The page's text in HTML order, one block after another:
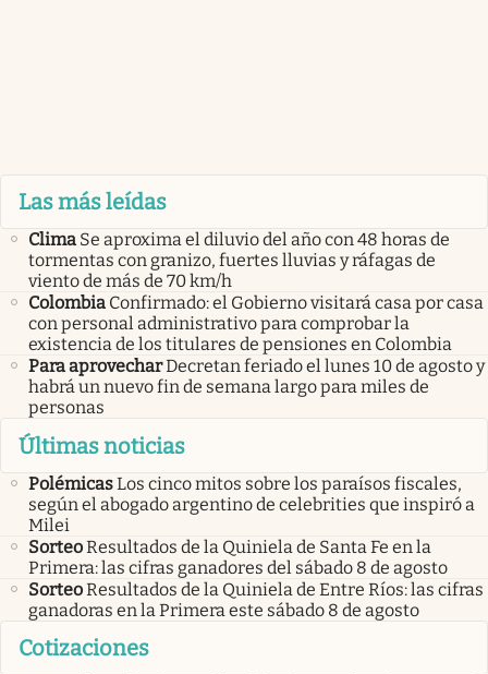
Las más leídas
Clima Se aproxima el diluvio del año con 48 horas de
tormentas con granizo, fuertes lluvias y ráfagas de
viento de más de 70 km/h
Colombia Confirmado: el Gobierno visitará casa por casa
con personal administrativo para comprobar la
existencia de los titulares de pensiones en Colombia
Para aprovecharDecretan feriado el lunes 10 de agosto y
habrá un nuevo fin de semana largo para miles de
personas
Últimas noticias
PolémicasLos cinco mitos sobre los paraísos fiscales,
según el abogado argentino de celebrities que inspiró a
Milei
SorteoResultados de la Quiniela de Santa Fe en la
Primera: las cifras ganadores del sábado 8 de agosto
SorteoResultados de la Quiniela de Entre Ríos: las cifras
ganadoras en la Primera este sábado 8 de agosto
Cotizaciones